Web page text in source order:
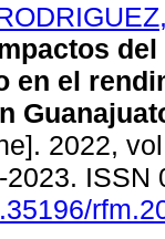
en el
2022,
ISSN